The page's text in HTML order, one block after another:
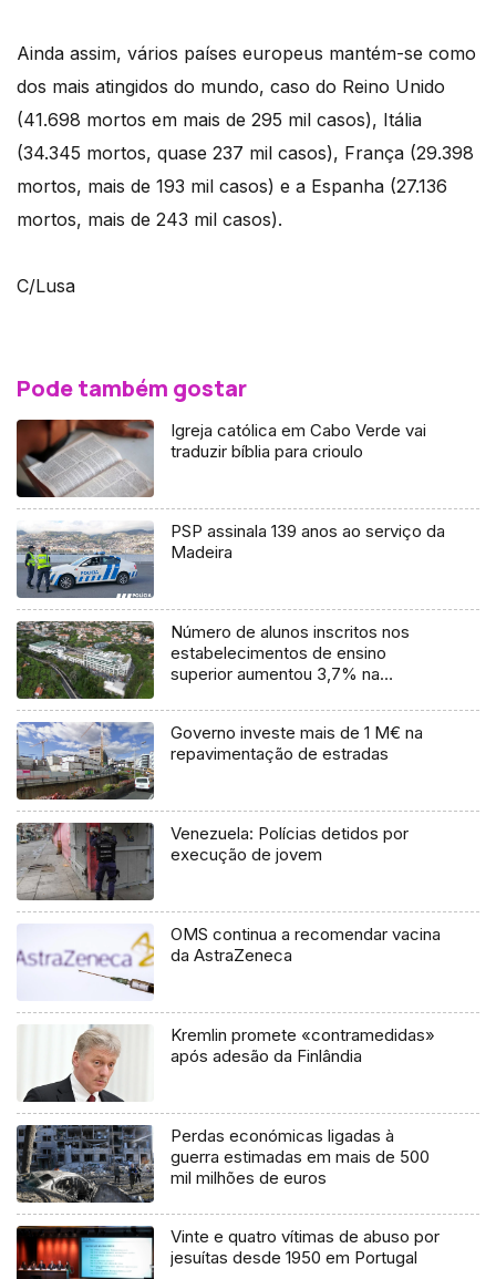
Ainda assim, vários países europeus mantém-se como
dos mais atingidos do mundo, caso do Reino Unido
(41.698 mortos em mais de 295 mil casos), Itália
(34.345 mortos, quase 237 mil casos), França (29.398
mortos, mais de 193 mil casos) e a Espanha (27.136
mortos, mais de 243 mil casos).
C/Lusa
Pode também gostar
Igreja católica em Cabo Verde vai
traduzir bíblia para crioulo
PSP assinala 139 anos ao serviço da
Madeira
Número de alunos inscritos nos
estabelecimentos de ensino
superior aumentou 3,7% na
Governo investe mais de 1 M€ na
repavimentação de estradas
Venezuela: Polícias detidos por
execução de jovem
OMS continua a recomendar vacina
da AstraZeneca
Kremlin promete «contramedidas»
após adesão da Finlândia
Perdas económicas ligadas à
guerra estimadas em mais de 500
mil milhões de euros
Vinte e quatro vítimas de abuso por
jesuítas desde 1950 em Portugal